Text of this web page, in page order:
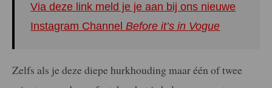
Via deze link meld je je aan bij ons nieuwe
Instagram ChannelBefore it’s in Vogue
Zelfs als je deze diepe hurkhouding maar één of twee